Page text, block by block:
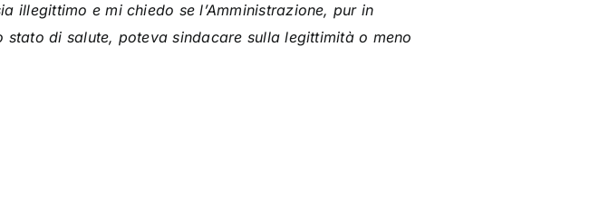
illegittimo e mi chiedo se l’Amministrazione, pur in
di salute, poteva sindacare sulla legittimità o meno